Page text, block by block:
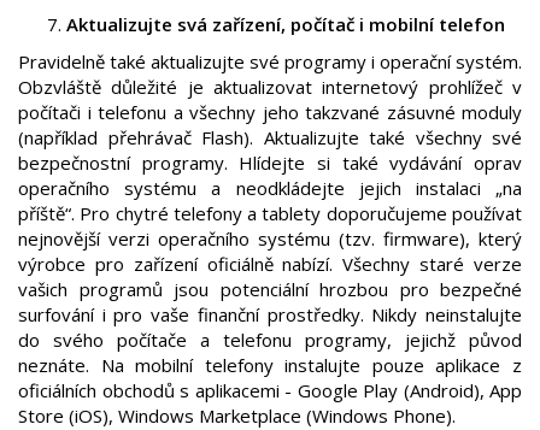
Aktualizujte svá zařízení, počítač i mobilní telefon
Pravidelně také aktualizujte své programy i operační systém.
Obzvláště důležité je aktualizovat internetový prohlížeč v
počítači i telefonu a všechny jeho takzvané zásuvné moduly
(například přehrávač Flash). Aktualizujte také všechny své
bezpečnostní programy. Hlídejte si také vydávání oprav
operačního systému a neodkládejte jejich instalaci „na
příště“. Pro chytré telefony a tablety doporučujeme používat
nejnovější verzi operačního systému (tzv. firmware), který
výrobce pro zařízení oficiálně nabízí. Všechny staré verze
vašich programů jsou potenciální hrozbou pro bezpečné
surfování i pro vaše finanční prostředky. Nikdy neinstalujte
do svého počítače a telefonu programy, jejichž původ
neznáte. Na mobilní telefony instalujte pouze aplikace z
oficiálních obchodů s aplikacemi - Google Play (Android), App
Store (iOS), Windows Marketplace (Windows Phone).